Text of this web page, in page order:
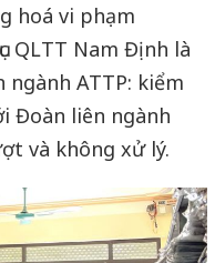
hoá vi phạm
QLTT Nam Định là
ATTP: kiểm
Đoàn liên ngành
và không xử lý.